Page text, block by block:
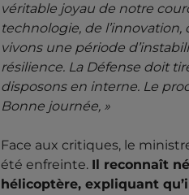
véritable joyau de notre
technologie, de
vivons une période
résilience. La Défense doit
disposons en interne. Le
Bonne journée, »
Face aux critiques, le
été enfreinte. Il reconnaît
hélicoptère, expliquant